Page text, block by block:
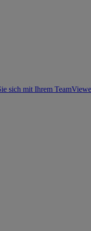
sich mit Ihrem